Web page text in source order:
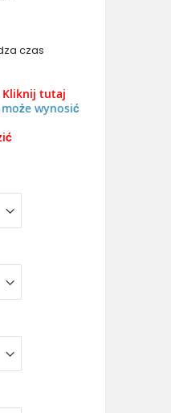
czas
Kliknij tutaj
wynosić